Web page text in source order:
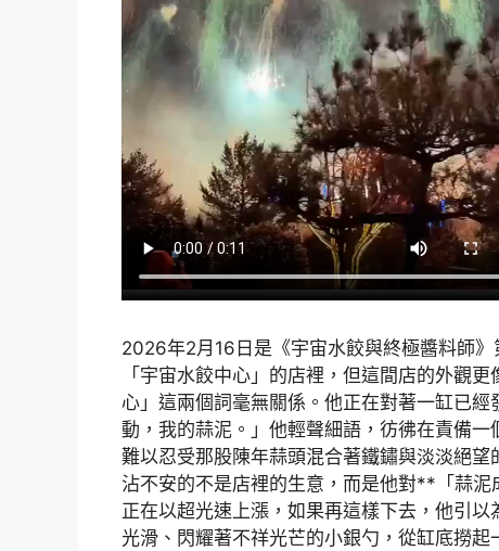
2026年2月16日是《宇宙水餃與終極醬料師
「宇宙水餃中心」的店裡，但這間店的外觀
心」這兩個詞毫無關係。他正在對著一缸已
動，我的蒜泥。」他輕聲細語，彷彿在責備
難以忍受那股陳年蒜頭混合著鐵鏽與淡淡絕
沾不安的不是店裡的生意，而是他對**「蒜
正在以超光速上漲，如果再這樣下去，他引
光滑、閃耀著不祥光芒的小銀勺，從缸底撈